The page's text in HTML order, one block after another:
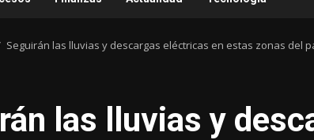
Seguirán las lluvias y descargas eléctricas en estas zonas del
las lluvias y